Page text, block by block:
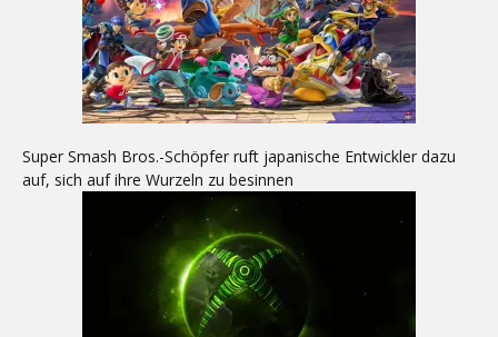
Super Smash Bros.-Schöpfer ruft japanische Entwickler dazu
auf, sich auf ihre Wurzeln zu besinnen